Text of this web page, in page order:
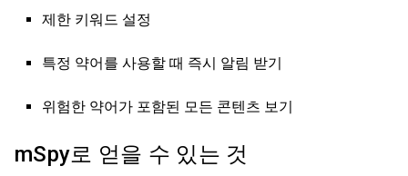
제한 키워드 설정
특정 약어를 사용할 때 즉시 알림 받기
위험한 약어가 포함된 모든 콘텐츠 보기
mSpy로 얻을 수 있는 것